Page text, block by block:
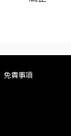
免責事項